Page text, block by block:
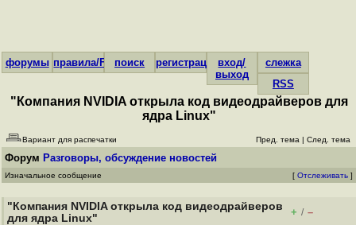
форумы правила/FAQпоиск регистрациявход/
выход
слежка
RSS
"Компания NVIDIA открыла код видеодрайверов для
ядра Linux"
Вариант для распечатки Пред. тема | След. тема
Форум Разговоры, обсуждение новостей
Изначальное сообщение [ Отслеживать ]
"Компания NVIDIA открыла код видеодрайверов
для ядра Linux"
+ / –